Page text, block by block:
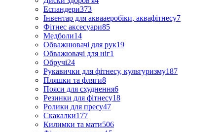
Еспандери373
Інвентар для аквааеробіки, аквафітнесу7
Фітнес аксесуари85
Медболи14
Обважнювачі для рук19
Обважювачі для ніг1
Обручі24
Рукавички для фітнесу, культуризму187
Пляшки та фляги8
Пояси для схуднення6
Резинки для фітнесу18
Ролики для пресу47
Скакалки177
Килимки та мати506